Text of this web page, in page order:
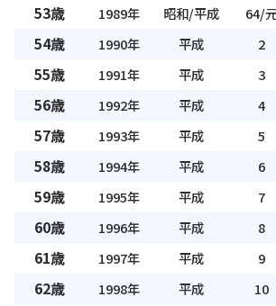
53歳 1989年 昭和/平成 64/
54歳 1990年 平成 2
55歳 1991年 平成 3
56歳 1992年 平成 4
57歳 1993年 平成 5
58歳 1994年 平成 6
59歳 1995年 平成 7
60歳 1996年 平成 8
61歳 1997年 平成 9
62歳 1998年 平成 10